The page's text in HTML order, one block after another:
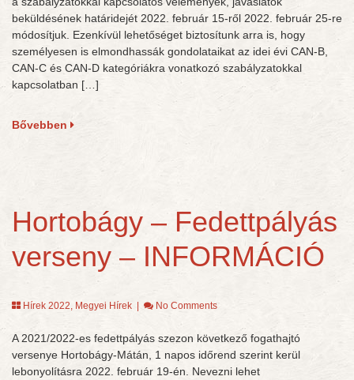
beküldésének határidejét 2022. február 15-ről 2022. február 25-re
módosítjuk. Ezenkívül lehetőséget biztosítunk arra is, hogy
személyesen is elmondhassák gondolataikat az idei évi CAN-B,
CAN-C és CAN-D kategóriákra vonatkozó szabályzatokkal
kapcsolatban […]
Bővebben
Hortobágy – Fedettpályás
verseny – INFORMÁCIÓ
Hírek 2022, Megyei Hírek No Comments
A 2021/2022-es fedettpályás szezon következő fogathajtó
versenye Hortobágy-Mátán, 1 napos időrend szerint kerül
lebonyolításra 2022. február 19-én. Nevezni lehet